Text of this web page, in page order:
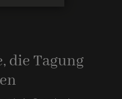
die Tagung